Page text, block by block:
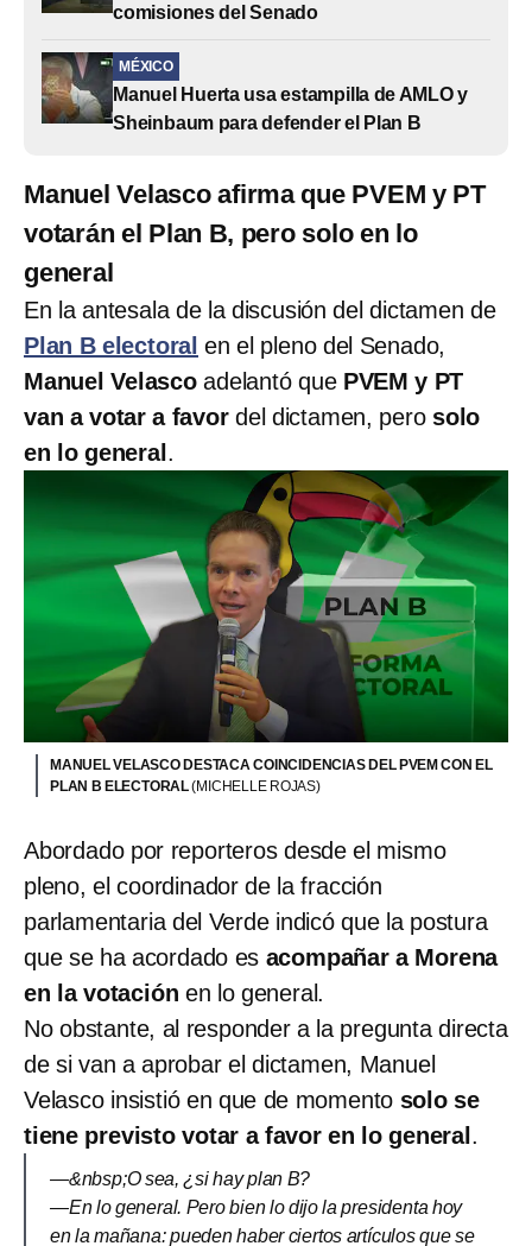
comisiones del Senado
MÉXICO
Manuel Huerta usa estampilla de AMLO y
Sheinbaum para defender el Plan B
Manuel Velasco afirma que PVEM y PT
votarán el Plan B, pero solo en lo
general
En la antesala de la discusión del dictamen de
Plan B electoral en el pleno del Senado,
Manuel Velascoadelantó que PVEM y PT
van a votar a favordel dictamen, pero solo
en lo general .
MANUEL VELASCO DESTACA COINCIDENCIAS DEL PVEM CON EL
PLAN B ELECTORAL(MICHELLE ROJAS)
Abordado por reporteros desde el mismo
pleno, el coordinador de la fracción
parlamentaria del Verde indicó que la postura
que se ha acordado es acompañar a Morena
en la votación en lo general.
No obstante, al responder a la pregunta directa
de si van a aprobar el dictamen, Manuel
Velasco insistió en que de momento solo se
tiene previsto votar a favor en lo general .
—&nbsp;O sea, ¿si hay plan B?
—En lo general. Pero bien lo dijo la presidenta hoy
en la mañana: pueden haber ciertos artículos que se